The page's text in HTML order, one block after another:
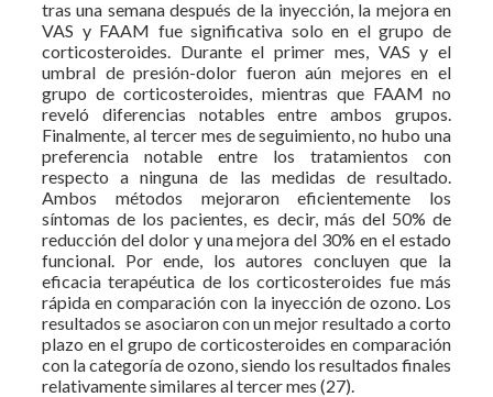
tras una semana después de la inyección, la mejora en
VAS y FAAM fue significativa solo en el grupo de
corticosteroides. Durante el primer mes, VAS y el
umbral de presión-dolor fueron aún mejores en el
grupo de corticosteroides, mientras que FAAM no
reveló diferencias notables entre ambos grupos.
Finalmente, al tercer mes de seguimiento, no hubo una
preferencia notable entre los tratamientos con
respecto a ninguna de las medidas de resultado.
Ambos métodos mejoraron eficientemente los
síntomas de los pacientes, es decir, más del 50% de
reducción del dolor y una mejora del 30% en el estado
funcional. Por ende, los autores concluyen que la
eficacia terapéutica de los corticosteroides fue más
rápida en comparación con la inyección de ozono. Los
resultados se asociaron con un mejor resultado a corto
plazo en el grupo de corticosteroides en comparación
con la categoría de ozono, siendo los resultados finales
relativamente similares al tercer mes (27).